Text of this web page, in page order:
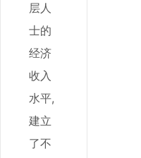
层人
士的
经济
收入
水平,
建立
了不